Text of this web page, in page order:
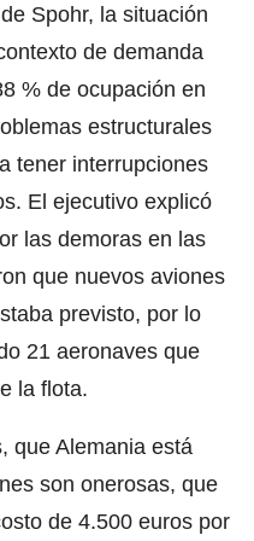
Spohr, la situación
de demanda
% de ocupación en
estructurales
tener interrupciones
El ejecutivo explicó
las demoras en las
que nuevos aviones
previsto, por lo
21 aeronaves que
la flota.
que Alemania está
son onerosas, que
de 4.500 euros por